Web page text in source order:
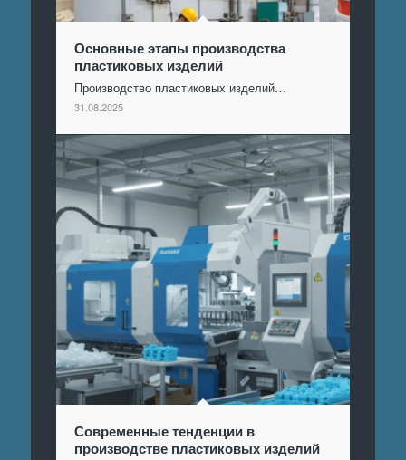
Основные этапы производства
пластиковых изделий
Производство пластиковых изделий…
31.08.2025
Современные тенденции в
производстве пластиковых изделий